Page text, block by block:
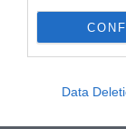
Data
De cara a les
candidats als
L'esportiu